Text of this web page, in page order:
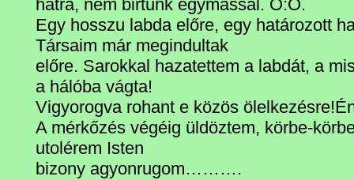
hátra, nem birtunk egymással. O:O.
Egy hosszu labda előre, egy határozott
Társaim már megindultak
előre. Sarokkal hazatettem a labdát, a
a hálóba vágta!
Vigyorogva rohant e közös
A mérkőzés végéig üldöztem, körbe-
utolérem Isten
bizony agyonrugom……….